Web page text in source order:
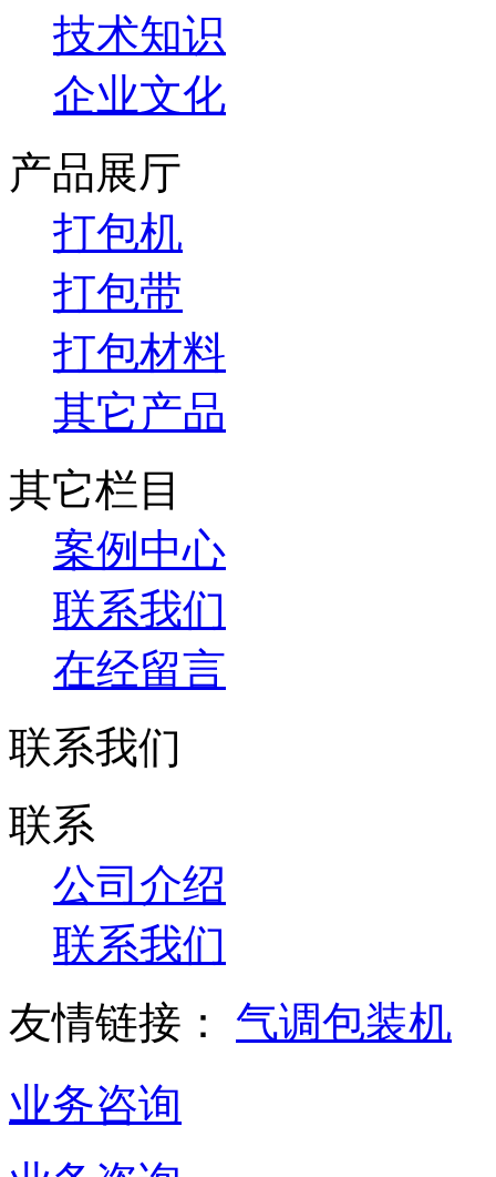
技术知识
企业文化
产品展厅
打包机
打包带
打包材料
其它产品
其它栏目
案例中心
联系我们
在经留言
联系我们
联系
公司介绍
联系我们
友情链接： 气调包装机
业务咨询